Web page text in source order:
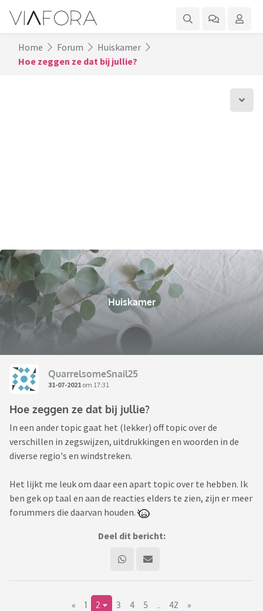
Home Forum
Huiskamer
Hoe zeggen ze dat bij jullie?
Huiskamer
QuarrelsomeSnail25
31-07-2021 om 17:31
Hoe zeggen ze dat bij jullie?
In een ander topic gaat het (lekker) off topic over de
verschillen in zegswijzen, uitdrukkingen en woorden in de
diverse regio's en windstreken.
Het lijkt me leuk om daar een apart topic over te hebben. Ik
ben gek op taal en aan de reacties elders te zien, zijn er meer
forummers die daarvan houden.
Deel dit bericht:
« 1 2 3 4 5 42 »